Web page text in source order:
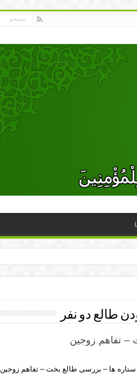
طالع دو نفر
تفاهم زوجین
ها – بررسی طالع بخت – تفاهم زوجین